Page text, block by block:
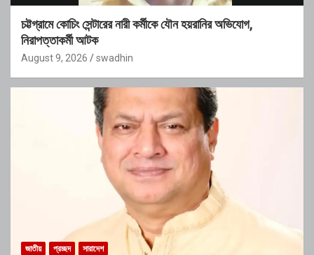
চট্টগ্রামে কোচিং সেন্টারের নারী কর্মীকে যৌন হয়রানির অভিযোগ,
নিরাপত্তাকর্মী আটক
August 9, 2026 swadhin
জাতীয় প্রচ্ছদ সারাদেশ